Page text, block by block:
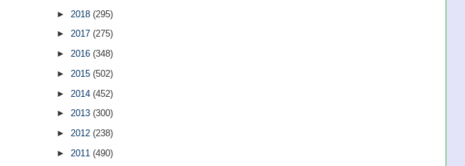
► 2018(295)
►2017(275)
►2016(348)
► 2015(502)
► 2014(452)
►2013(300)
►2012(238)
► 2011(490)